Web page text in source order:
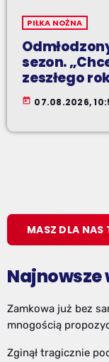
PIŁKA NOŻNA
sezon.
zeszłego
today 07.08.2026,
MASZ DLA NAS
Zamkowa już bez
mnogością
Zginął tragicznie